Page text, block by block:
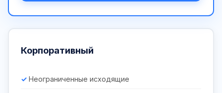
Корпоративный
Неограниченные исходящие